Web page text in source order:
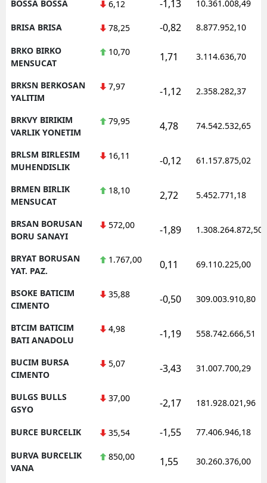
BOSSA BOSSA 6,12 -1,13 10.361.008,49
BRISA BRISA 78,25 -0,82 8.877.952,10
BRKO BIRKO
MENSUCAT
10,70 1,71 3.114.636,70
BRKSN BERKOSAN
YALITIM
7,97 -1,12 2.358.282,37
BRKVY BIRIKIM
VARLIK YONETIM
79,95 4,78 74.542.532,65
BRLSM BIRLESIM
MUHENDISLIK
16,11 -0,12 61.157.875,02
BRMEN BIRLIK
MENSUCAT
18,10 2,72 5.452.771,18
BRSAN BORUSAN
BORU SANAYI
572,00 -1,89 1.308.264.872,50
BRYAT BORUSAN
YAT. PAZ.
1.767,00 0,11 69.110.225,00
BSOKE BATICIM
CIMENTO
35,88 -0,50 309.003.910,80
BTCIM BATICIM
BATI ANADOLU
4,98 -1,19 558.742.666,51
BUCIM BURSA
CIMENTO
5,07 -3,43 31.007.700,29
BULGS BULLS
GSYO
37,00 -2,17 181.928.021,96
BURCE BURCELIK 35,54 -1,55 77.406.946,18
BURVA BURCELIK
VANA
850,00 1,55 30.260.376,00